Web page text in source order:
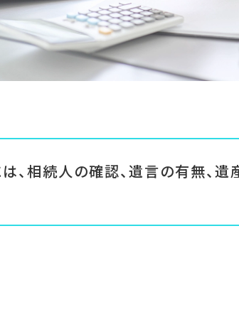
、相続人の確認、遺言の有無、